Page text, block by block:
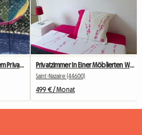
Privatzimmer In Einer Möblierten Wohngemeinschaft
Saint-Nazaire (44600)
499 € / Monat